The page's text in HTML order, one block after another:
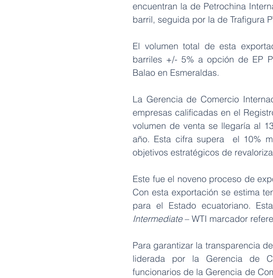
encuentran la de Petrochina
barril, seguida por la de Trafigura
El volumen total de esta
barriles +/- 5% a opción de EP
Balao en Esmeraldas.
La Gerencia de Comercio
empresas calificadas en el
volumen de venta se llegaría al
año. Esta cifra supera  el 10%
objetivos estratégicos de
Este fue el noveno proceso de
Con esta exportación se estima
para el Estado ecuatoriano.
Intermediate – WTI marcador
Para garantizar la transparencia
liderada por la Gerencia de
funcionarios de la Gerencia de